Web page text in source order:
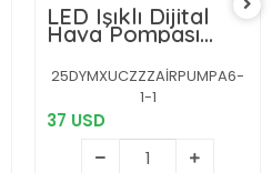
LED Işıklı Dijital
Hava Pompası
Araba Bisiklet
Uyumlu
25DYMXUCZZZAİRPUMPA6-
1-1
37 USD